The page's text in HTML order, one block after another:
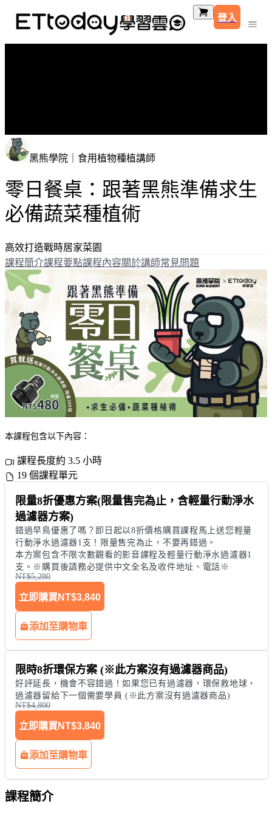
登入
黑熊學院｜食用植物種植講師
零日餐桌：跟著黑熊準備求生
必備蔬菜種植術
高效打造戰時居家菜園
課程簡介課程要點課程內容關於講師常見問題
本課程包含以下內容：
課程長度約 3.5 小時
19 個課程單元
限量8折優惠方案(限量售完為止，含輕量行動淨水
過濾器方案)
錯過早鳥優惠了嗎？即日起以8折價格購買課程馬上送您輕量
行動淨水過濾器1支！限量售完為止，不要再錯過。
本方案包含不限次數觀看的影音課程及輕量行動淨水過濾器1
支。※購買後請務必提供中文全名及收件地址、電話※
NT$5,280
立即購買 NT$3,840
添加至購物車
限時8折環保方案 (※此方案沒有過濾器商品)
好評延長，機會不容錯過！如果您已有過濾器，環保救地球，
過濾器留給下一個需要學員 (※此方案沒有過濾器商品)
NT$4,800
立即購買 NT$3,840
添加至購物車
課程簡介